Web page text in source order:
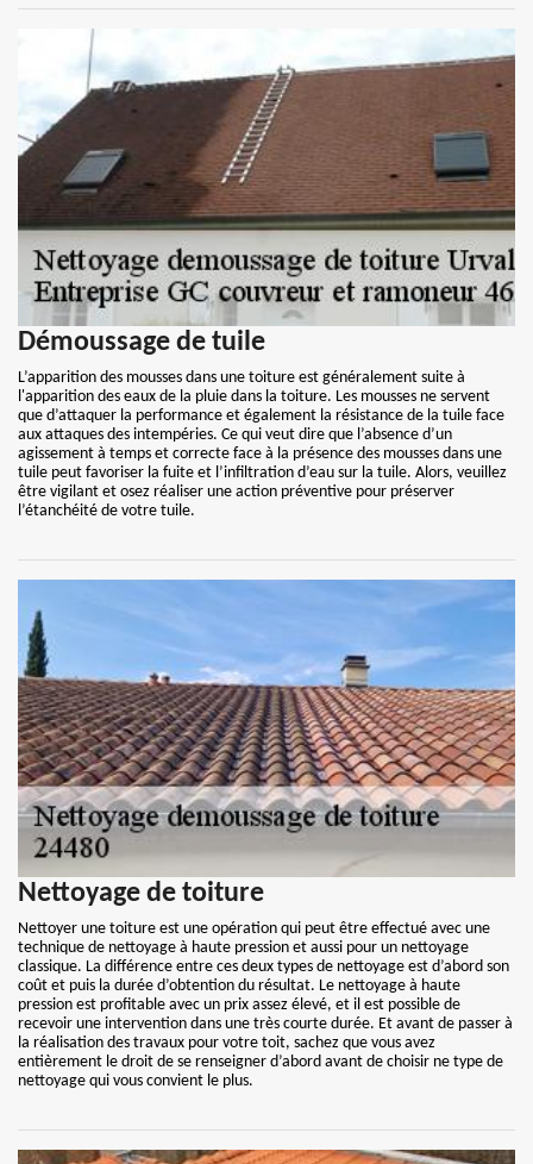
Démoussage de tuile
L’apparition des mousses dans une toiture est généralement suite à
l'apparition des eaux de la pluie dans la toiture. Les mousses ne servent
que d’attaquer la performance et également la résistance de la tuile face
aux attaques des intempéries. Ce qui veut dire que l’absence d’un
agissement à temps et correcte face à la présence des mousses dans une
tuile peut favoriser la fuite et l’infiltration d’eau sur la tuile. Alors, veuillez
être vigilant et osez réaliser une action préventive pour préserver
l’étanchéité de votre tuile.
Nettoyage de toiture
Nettoyer une toiture est une opération qui peut être effectué avec une
technique de nettoyage à haute pression et aussi pour un nettoyage
classique. La différence entre ces deux types de nettoyage est d’abord son
coût et puis la durée d’obtention du résultat. Le nettoyage à haute
pression est profitable avec un prix assez élevé, et il est possible de
recevoir une intervention dans une très courte durée. Et avant de passer à
la réalisation des travaux pour votre toit, sachez que vous avez
entièrement le droit de se renseigner d’abord avant de choisir ne type de
nettoyage qui vous convient le plus.